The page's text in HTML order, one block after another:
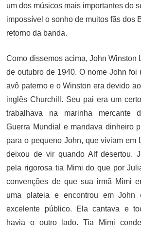
um dos músicos mais importantes do
impossível o sonho de muitos fãs dos
retorno da banda.
Como dissemos acima, John Winston
de outubro de 1940. O nome John foi
avô paterno e o Winston era devido
inglês Churchill. Seu pai era um
trabalhava na marinha mercante
Guerra Mundial e mandava dinheiro
para o pequeno John, que viviam em
deixou de vir quando Alf desertou.
pela rigorosa tia Mimi do que por
convenções de que sua irmã Mimi
uma plateia e encontrou em John
excelente público. Ela cantava e
havia o outro lado. Tia Mimi